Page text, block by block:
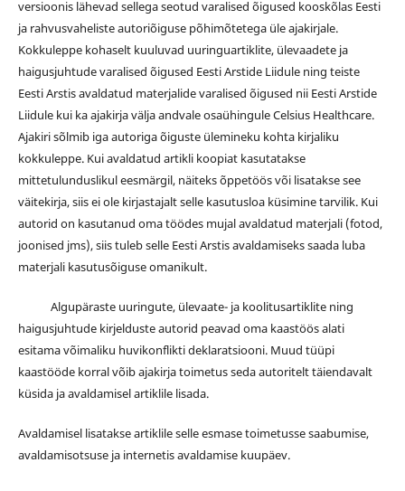
versioonis lähevad sellega seotud varalised õigused kooskõlas Eesti
ja rahvusvaheliste autoriõiguse põhimõtetega üle ajakirjale.
Kokkuleppe kohaselt kuuluvad uuringuartiklite, ülevaadete ja
haigusjuhtude varalised õigused Eesti Arstide Liidule ning teiste
Eesti Arstis avaldatud materjalide varalised õigused nii Eesti Arstide
Liidule kui ka ajakirja välja andvale osaühingule Celsius Healthcare.
Ajakiri sõlmib iga autoriga õiguste ülemineku kohta kirjaliku
kokkuleppe. Kui avaldatud artikli koopiat kasutatakse
mittetulunduslikul eesmärgil, näiteks õppetöös või lisatakse see
väitekirja, siis ei ole kirjastajalt selle kasutusloa küsimine tarvilik. Kui
autorid on kasutanud oma töödes mujal avaldatud materjali (fotod,
joonised jms), siis tuleb selle Eesti Arstis avaldamiseks saada luba
materjali kasutusõiguse omanikult.
Algupäraste uuringute, ülevaate- ja koolitusartiklite ning
haigusjuhtude kirjelduste autorid peavad oma kaastöös alati
esitama võimaliku huvikonflikti deklaratsiooni. Muud tüüpi
kaastööde korral võib ajakirja toimetus seda autoritelt täiendavalt
küsida ja avaldamisel artiklile lisada.
Avaldamisel lisatakse artiklile selle esmase toimetusse saabumise,
avaldamisotsuse ja internetis avaldamise kuupäev.